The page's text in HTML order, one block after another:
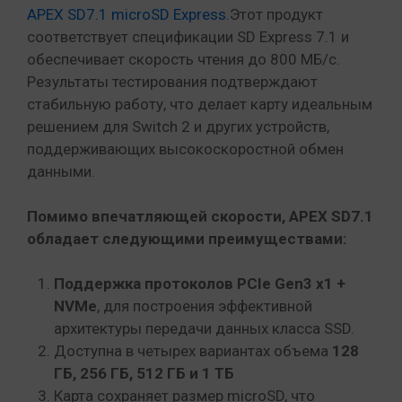
APEX SD7.1 microSD Express.Этот продукт
соответствует спецификации SD Express 7.1 и
обеспечивает скорость чтения до 800 МБ/с.
Результаты тестирования подтверждают
стабильную работу, что делает карту идеальным
решением для Switch 2 и других устройств,
поддерживающих высокоскоростной обмен
данными.
Помимо впечатляющей скорости, APEX SD7.1
обладает следующими преимуществами:
Поддержка протоколов PCIe Gen3 x1 +
NVMe, для построения эффективной
архитектуры передачи данных класса SSD.
Доступна в четырех вариантах объема 128
ГБ, 256 ГБ, 512 ГБ и 1 ТБ
Карта сохраняет размер microSD, что